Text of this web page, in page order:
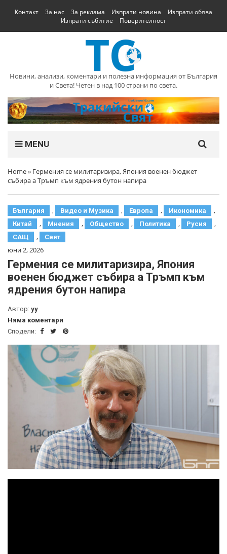
Контакт За нас За реклама Изпрати новина
Изпрати обява
Изпрати събитие
Поверителност
Новини, анализи, коментари и полезна информация от България
и Света! Четен в над 100 страни по света.
MENU
Home» Гермения се милитаризира, Япония военен бюджет
събира а Тръмп към ядрения бутон напира
България , Видео и Музика , Европа , Икономика ,
Китай , Мнения , Общество , Политика , Русия ,
САЩ , Свят
юни 2, 2026
Гермения се милитаризира, Япония
военен бюджет събира а Тръмп към
ядрения бутон напира
Автор: yy
Няма коментари
Сподели: